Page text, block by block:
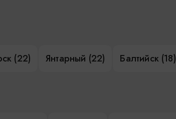
(22) Янтарный (22) Балтийск (18)